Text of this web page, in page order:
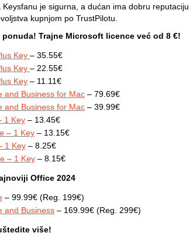
je sigurna, a dućan ima dobru reputaciju
kupnjom po TrustPilotu.
ponuda! Trajne Microsoft licence već od 8 €!
Key – 35.55€
Key – 22.55€
Key – 11.11€
and Business for Mac – 79.69€
and Business for Mac – 39.99€
1 Key – 13.45€
– 1 Key – 13.15€
1 Key – 8.25€
– 1 Key – 8.15€
Office 2024
– 99.99€ (Reg. 199€)
and Business – 169.99€ (Reg. 299€)
više!